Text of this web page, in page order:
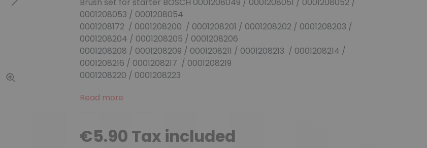
Next (2 reviews)
Brush set for starter BOSCH 0001208049 / 0001208051 / 0001208052 /
0001208053 / 0001208054
0001208172 / 0001208200 / 0001208201 / 0001208202 / 0001208203 /
0001208204 / 0001208205 / 0001208206
0001208208 / 0001208209 / 0001208211 / 0001208213 / 0001208214 /
0001208216 / 0001208217 / 0001208219
0001208220 / 0001208223
Read more
€5.90 Tax included